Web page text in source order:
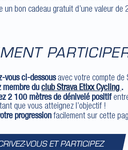
un bon cadeau gratuit d’une valeur
vous ci-dessousavec votre compte de
membre duclub Strava Etixx Cycling .
2 100 mètres de dénivelé positif
que vous atteignez l’objectif !
progression facilement sur cette
VOUS ET PARTICIPEZ